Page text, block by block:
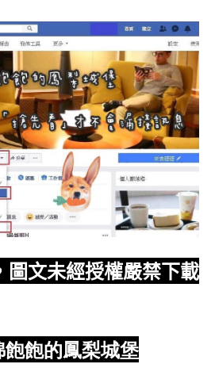
圖文未經授權嚴禁下載
飽的鳳梨城堡